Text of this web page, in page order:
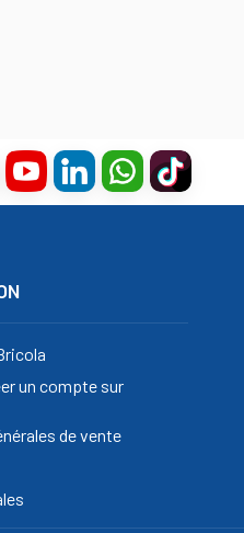
un compte sur
de vente